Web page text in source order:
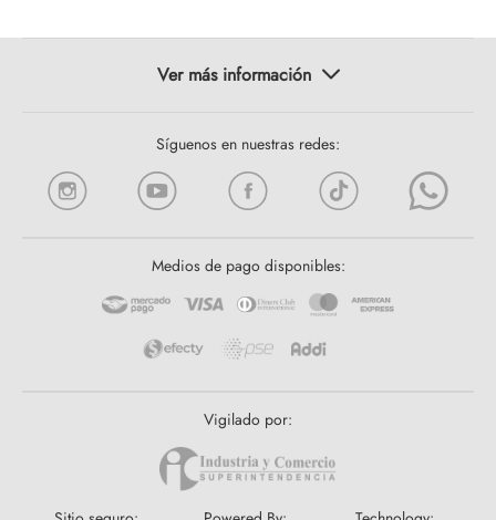
Síguenos en nuestras redes:
Medios de pago disponibles:
Vigilado por: